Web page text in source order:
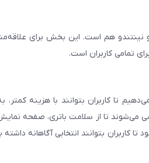
هم است. این بخش برای
تمامی کاربران است.
تا کاربران بتوانند با هزینه
می‌شوند تا از سلامت باتری، صفحه
کاربران بتوانند انتخابی آگاهانه